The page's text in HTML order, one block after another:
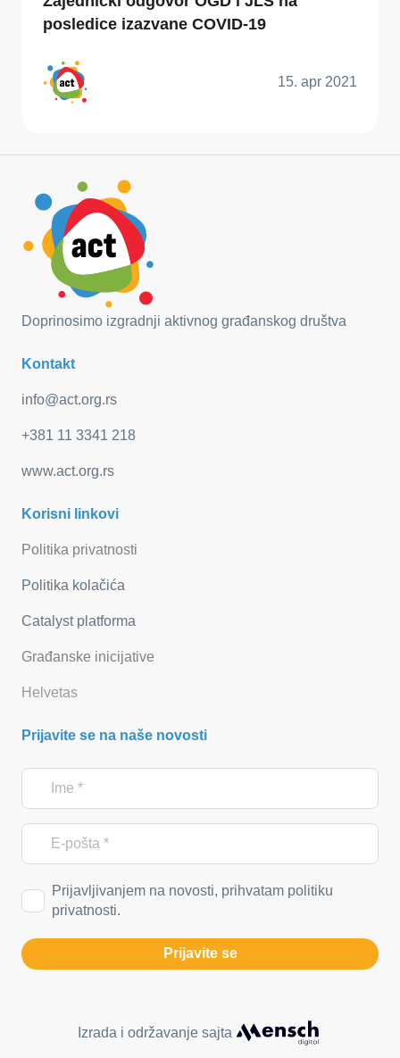
posledice izazvane COVID-19
15. apr 2021
Doprinosimo izgradnji aktivnog građanskog društva
Kontakt
info@act.org.rs
+381 11 3341 218
www.act.org.rs
Korisni linkovi
Politika privatnosti
Politika kolačića
Catalyst platforma
Građanske inicijative
Helvetas
Prijavite se na naše novosti
Prijavljivanjem na novosti, prihvatam politiku
privatnosti.
Prijavite se
Izrada i održavanje sajta